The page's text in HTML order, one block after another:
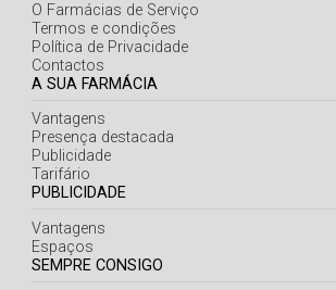
O Farmácias de Serviço
Termos e condições
Política de Privacidade
Contactos
A SUA FARMÁCIA
Vantagens
Presença destacada
Publicidade
Tarifário
PUBLICIDADE
Vantagens
Espaços
SEMPRE CONSIGO